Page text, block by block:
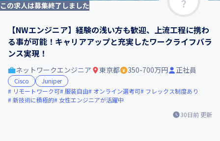
この求人は募集終了しました
【NWエンジニア】経験の浅い方も歓迎、上流工程に携わ
る事が可能！キャリアアップと充実したワークライフバラ
ンス実現！
30日前 更新
ネットワークエンジニア 東京都 350-700万円 正社員
Cisco
Juniper
リモートワーク可 服装自由 オンライン選考可
フレックス制度あり
新技術に積極的
女性エンジニアが活躍中